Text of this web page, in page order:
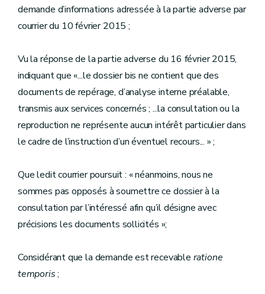
demande d’informations adressée à la partie adverse par
courrier du 10 février 2015 ;
Vu la réponse de la partie adverse du 16 février 2015,
indiquant que «...le dossier bis ne contient que des
documents de repérage, d’analyse interne préalable,
transmis aux services concernés ; ...la consultation ou la
reproduction ne représente aucun intérêt particulier dans
le cadre de l’instruction d’un éventuel recours... » ;
Que ledit courrier poursuit : « néanmoins, nous ne
sommes pas opposés à soumettre ce dossier à la
consultation par l’intéressé afin qu’il désigne avec
précisions les documents sollicités »;
Considérant que la demande est recevable ratione
temporis;